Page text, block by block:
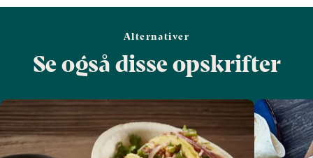
Alternativer
Se også disse opskrifter